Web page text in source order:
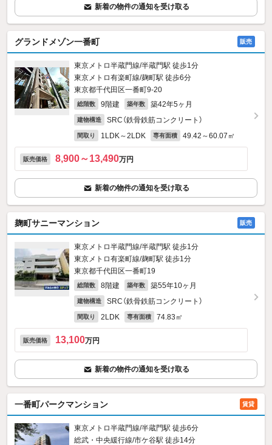
新着の物件の通知を受け取る
グランドメゾン一番町 販売
東京メトロ半蔵門線/半蔵門駅 徒歩1分
東京メトロ有楽町線/麹町駅 徒歩6分
東京都千代田区一番町9‐20
総階数 9階建 築年数 築42年5ヶ月
建物構造 SRC（鉄骨鉄筋コンクリート）
間取り 1LDK～2LDK 専有面積 49.42～60.07㎡
販売価格 8,900～13,490万円
新着の物件の通知を受け取る
麹町サニーマンション 販売
東京メトロ半蔵門線/半蔵門駅 徒歩1分
東京メトロ有楽町線/麹町駅 徒歩1分
東京都千代田区一番町19
総階数 8階建 築年数 築55年10ヶ月
建物構造 SRC（鉄骨鉄筋コンクリート）
間取り 2LDK 専有面積 74.83㎡
販売価格 13,100万円
新着の物件の通知を受け取る
一番町パークマンション 賃貸
東京メトロ半蔵門線/半蔵門駅 徒歩6分
総武・中央緩行線/市ケ谷駅 徒歩14分